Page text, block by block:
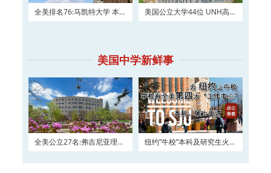
全美排名76:马凯特大学 本科
美国公立大学44位 UNH高三
美国中学新鲜事
全美公立27名:弗吉尼亚理工
纽约“牛校”本科及研究生火热